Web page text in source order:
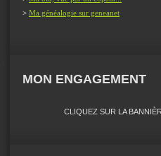
> Ma généalogie sur geneanet
MON ENGAGEMENT
CLIQUEZ SUR LA